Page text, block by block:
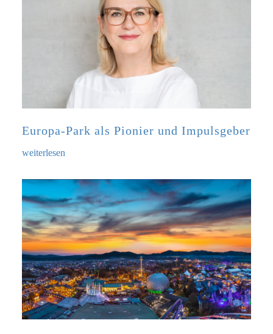
Europa-Park als Pionier und Impulsgeber
weiterlesen